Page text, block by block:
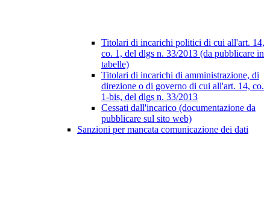
Titolari di incarichi politici di cui all'art. 14,
co. 1, del dlgs n. 33/2013 (da pubblicare in
tabelle)
Titolari di incarichi di amministrazione, di
direzione o di governo di cui all'art. 14, co.
1-bis, del dlgs n. 33/2013
Cessati dall'incarico (documentazione da
pubblicare sul sito web)
Sanzioni per mancata comunicazione dei dati